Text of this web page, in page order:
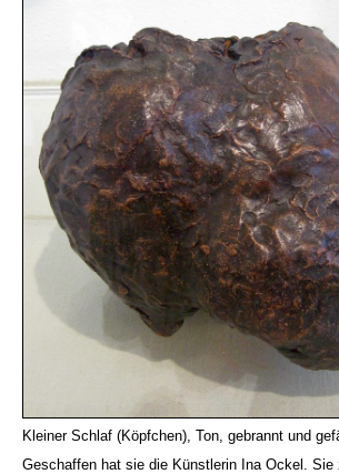
Kleiner Schlaf (Köpfchen), Ton, gebrannt und
Geschaffen hat sie die Künstlerin Ina Ockel. Sie